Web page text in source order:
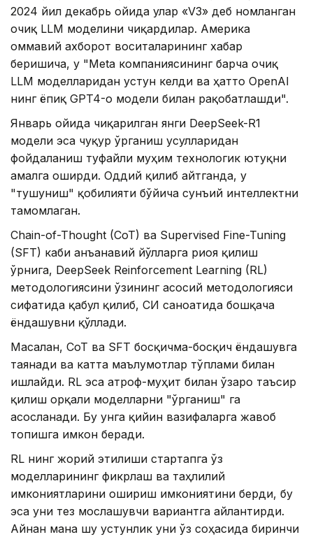
2024 йил декабрь ойида улар «V3» деб номланган
очиқ LLM моделини чиқардилар. Америка
оммавий ахборот воситаларининг хабар
беришича, у "Meta компаниясининг барча очиқ
LLM моделларидан устун келди ва ҳатто OpenAI
нинг ёпиқ GPT4-о модели билан рақобатлашди".
Январь ойида чиқарилган янги DeepSeek-R1
модели эса чуқур ўрганиш усулларидан
фойдаланиш туфайли муҳим технологик ютуқни
амалга оширди. Оддий қилиб айтганда, у
"тушуниш" қобилияти бўйича сунъий интеллектни
тамомлаган.
Chain-of-Thought (CoT) ва Supervised Fine-Tuning
(SFT) каби анъанавий йўлларга риоя қилиш
ўрнига, DeepSeek Reinforcement Learning (RL)
методологиясини ўзининг асосий методологияси
сифатида қабул қилиб, СИ саноатида бошқача
ёндашувни қўллади.
Масалан, CoT ва SFT босқичма-босқич ёндашувга
таянади ва катта маълумотлар тўплами билан
ишлайди. RL эса атроф-муҳит билан ўзаро таъсир
қилиш орқали моделларни "ўрганиш" га
асосланади. Бу унга қийин вазифаларга жавоб
топишга имкон беради.
RL нинг жорий этилиши стартапга ўз
моделларининг фикрлаш ва таҳлилий
имкониятларини ошириш имкониятини берди, бу
эса уни тез мослашувчи вариантга айлантирди.
Айнан мана шу устунлик уни ўз соҳасида биринчи